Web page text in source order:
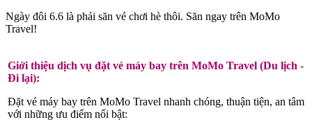
Ngày đôi 6.6 là phải săn vé chơi hè thôi. Săn ngay trên MoMo
Travel!
Giới thiệu dịch vụ đặt vé máy bay trên MoMo Travel (Du lịch -
Đi lại):
Đặt vé máy bay trên MoMo Travel nhanh chóng, thuận tiện, an tâm
với những ưu điểm nổi bật: